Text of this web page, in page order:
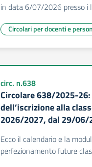
in data 6/07/2026 presso i
Circolari per docenti e
circ. n.638
Circolare 638/2025-
dell’iscrizione alla
2026/2027, dal 29/
Ecco il calendario e la
perfezionamento future